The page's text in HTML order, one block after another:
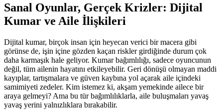
Sanal Oyunlar, Gerçek Krizler: Dijital
Kumar ve Aile İlişkileri
Dijital kumar, birçok insan için heyecan verici bir macera gibi
görünse de, işin içine gözden kaçan riskler girdiğinde durum çok
daha karmaşık hale geliyor. Kumar bağımlılığı, sadece oyuncunun
değil, tüm ailenin hayatını etkileyebilir. Geri dönüşü olmayan maddi
kayıplar, tartışmalara ve güven kaybına yol açarak aile içindeki
samimiyeti zedeler. Kim istemez ki, akşam yemekinde ailece bir
araya gelmeyi? Ama bu tür bağımlılıklarla, aile buluşmaları yavaş
yavaş yerini yalnızlıklara bırakabilir.